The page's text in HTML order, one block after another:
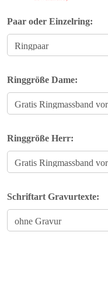
Paar oder Einzelring:
Ringgröße Dame:
Ringgröße Herr:
Schriftart Gravurtexte: